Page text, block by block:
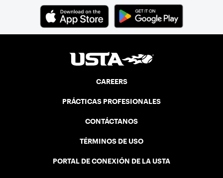
CAREERS
PRÁCTICAS PROFESIONALES
CONTÁCTANOS
TÉRMINOS DE USO
PORTAL DE CONEXIÓN DE LA USTA